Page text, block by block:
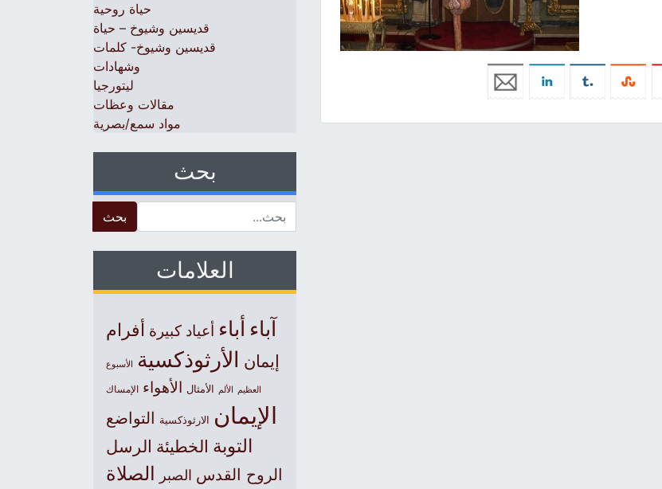
حياة روحية
قديسين وشيوخ – حياة
قديسين وشيوخ- كلمات
وشهادات
ليتورجيا
مقالات وعظات
مواد سمع/بصرية
بحث
العلامات
آباء أباء أعياد كبيرة أفرام
إيمان الأرثوذكسية الأسبوع
العظيم الألم الأمثال الأهواء الإمساك
الإيمان الارثوذكسية التواضع
التوبة الخطيئة الرسل
الروح القدس الصبر الصلاة